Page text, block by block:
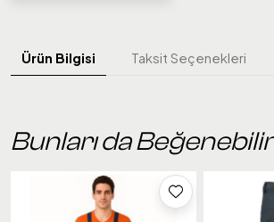
Ürün Bilgisi Taksit Seçenekleri
Bunları da